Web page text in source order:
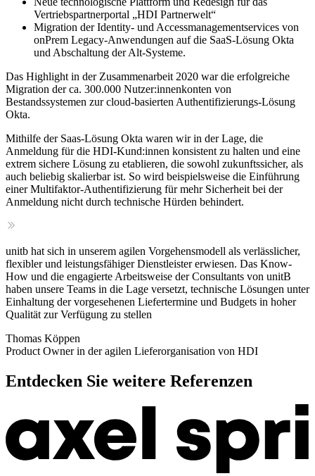
Vertriebspartnerportal „HDI Partnerwelt“
Migration der Identity- und Accessmanagementservices von
onPrem Legacy-Anwendungen auf die SaaS-Lösung Okta
und Abschaltung der Alt-Systeme.
Das Highlight in der Zusammenarbeit 2020 war die erfolgreiche
Migration der ca. 300.000 Nutzer:innenkonten von
Bestandssystemen zur cloud-basierten Authentifizierungs-Lösung
Okta.
Mithilfe der Saas-Lösung Okta waren wir in der Lage, die
Anmeldung für die HDI-Kund:innen konsistent zu halten und eine
extrem sichere Lösung zu etablieren, die sowohl zukunftssicher, als
auch beliebig skalierbar ist. So wird beispielsweise die Einführung
einer Multifaktor-Authentifizierung für mehr Sicherheit bei der
Anmeldung nicht durch technische Hürden behindert.
unitb hat sich in unserem agilen Vorgehensmodell als verlässlicher,
flexibler und leistungsfähiger Dienstleister erwiesen. Das Know-
How und die engagierte Arbeitsweise der Consultants von unitB
haben unsere Teams in die Lage versetzt, technische Lösungen unter
Einhaltung der vorgesehenen Liefertermine und Budgets in hoher
Qualität zur Verfügung zu stellen
Thomas Köppen
Product Owner in der agilen Lieferorganisation von HDI
Entdecken Sie weitere Referenzen